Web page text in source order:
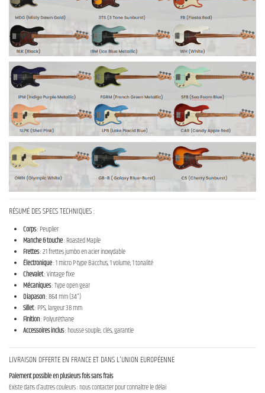
RÉSUMÉ DES SPECS TECHNIQUES :
Corps: Peuplier
Manche & touche: Roasted Maple
Frettes: 21 frettes jumbo en acier inoxydable
Électronique: 1 micro P-type Bacchus, 1 volume, 1 tonalité
Chevalet: Vintage fixe
Mécaniques: Type open gear
Diapason: 864 mm (34")
Sillet: PPS, largeur 38 mm
Finition: Polyuréthane
Accessoires inclus: housse souple, clés, garantie
LIVRAISON OFFERTE EN FRANCE ET DANS L'UNION EUROPÉENNE
Paiement possible en plusieurs fois sans frais
Existe dans d'autres couleurs : nous contacter pour connaître le délai